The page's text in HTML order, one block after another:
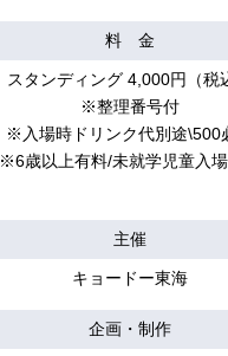
料 金
スタンディング 4,000円（税
※整理番号付
※入場時ドリンク代別途\500
※6歳以上有料/未就学児童入
主催
キョードー東海
企画・制作